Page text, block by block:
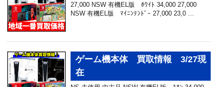
27,000 NSW 有機EL版 ﾎﾜｲﾄ 34,000 27,000
NSW 有機EL版 ﾏｲﾆﾝﾃﾝﾄﾞｰ 27,000 23,0 …
ゲーム機本体 買取情報 3/27現
在